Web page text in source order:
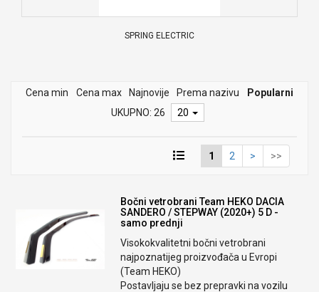
SPRING ELECTRIC
Cena min Cena max Najnovije Prema nazivu
Popularni
UKUPNO: 26
20
1 2 > >>
Bočni vetrobrani Team HEKO DACIA
SANDERO / STEPWAY (2020+) 5 D -
samo prednji
Visokokvalitetni bočni vetrobrani
najpoznatijeg proizvođača u Evropi
(Team HEKO)
Postavljaju se bez prepravki na vozilu